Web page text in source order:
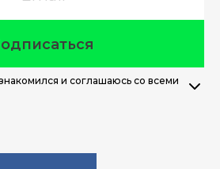
и соглашаюсь со всеми